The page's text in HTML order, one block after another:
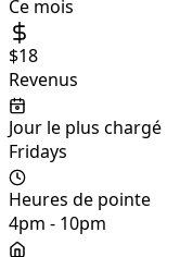
Ce mois
$18
Revenus
Jour le plus chargé
Fridays
Heures de pointe
4pm - 10pm